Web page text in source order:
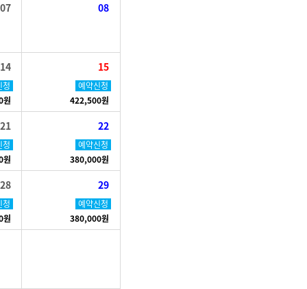
07 08
14
청
원
15
예약신청
422,500원
21
청
원
22
예약신청
380,000원
28
청
원
29
예약신청
380,000원